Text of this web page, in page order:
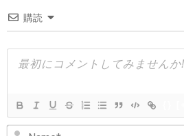
ー
シ
ョ
購読